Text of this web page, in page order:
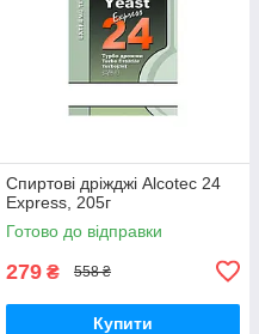
Спиртові дріжджі Alcotec 24
Express, 205г
Готово до відправки
279 ₴ 558 ₴
Купити